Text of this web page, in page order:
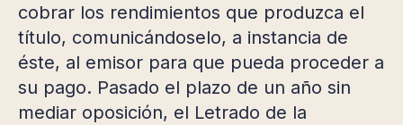
cobrar los rendimientos que produzca el
título, comunicándoselo, a instancia de
éste, al emisor para que pueda proceder a
su pago. Pasado el plazo de un año sin
mediar oposición, el Letrado de la